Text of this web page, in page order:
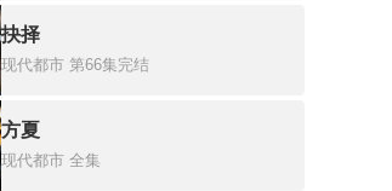
抉择
现代都市 第66集完结
方夏
现代都市 全集